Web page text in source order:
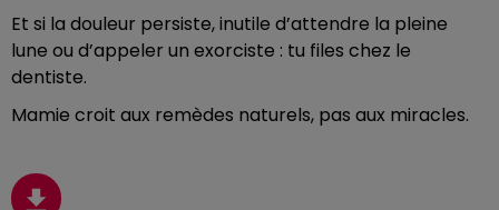
Et si la douleur persiste, inutile d’attendre la pleine
lune ou d’appeler un exorciste : tu files chez le
dentiste.
Mamie croit aux remèdes naturels, pas aux miracles.